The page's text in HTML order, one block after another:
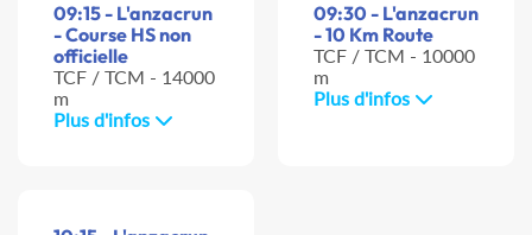
09:15 - L'anzacrun
- Course HS non
officielle
TCF / TCM - 14000
m
Plus d'infos
09:30 - L'anzacrun
- 10 Km Route
TCF / TCM - 10000
m
Plus d'infos